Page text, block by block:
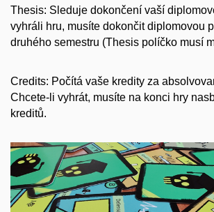
Thesis: Sleduje dokončení vaší
vyhráli hru, musíte dokončit diplomovou
druhého semestru (Thesis políčko musí
Credits: Počítá vaše kredity za
Chcete-li vyhrát, musíte na konci hry
kreditů.